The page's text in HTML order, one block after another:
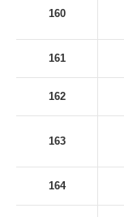
160
161
162
163
164